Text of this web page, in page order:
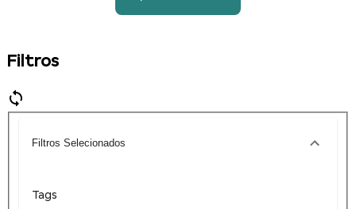
Filtros
Filtros Selecionados
Tags